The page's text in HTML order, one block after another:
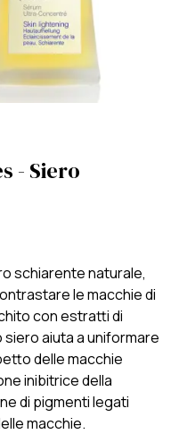
- Siero
schiarente naturale,
le macchie di
con estratti di
aiuta a uniformare
delle macchie
inibitrice della
di pigmenti legati
macchie.